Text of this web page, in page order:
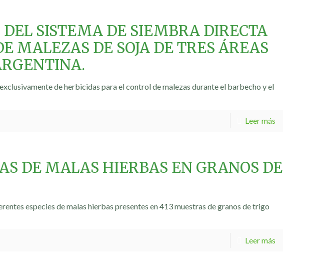
SISTEMA DE SIEMBRA DIRECTA
MALEZAS DE SOJA DE TRES ÁREAS
de herbicidas para el control de malezas durante el barbecho y el
Leer más
DE MALAS HIERBAS EN GRANOS DE
especies de malas hierbas presentes en 413 muestras de granos de trigo
Leer más